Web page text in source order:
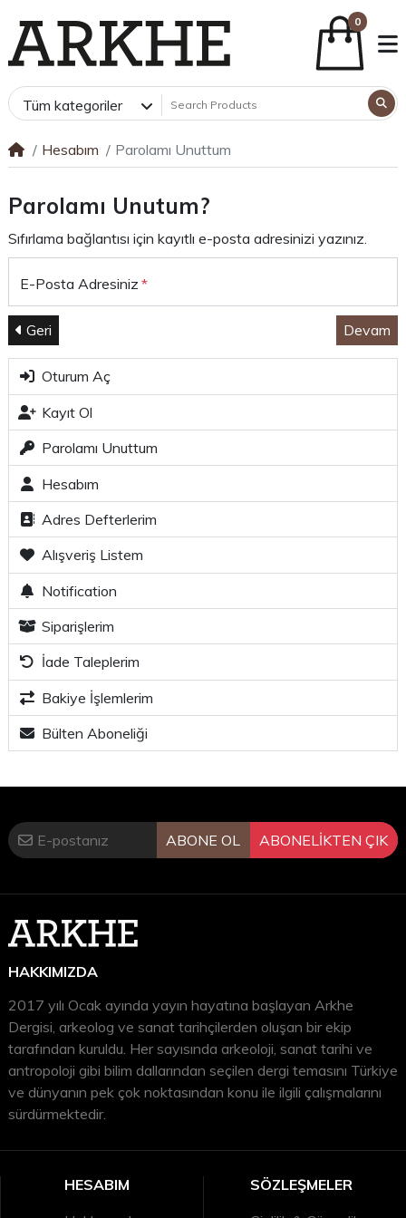
0
Tüm kategoriler
Hesabım Parolamı Unuttum
Parolamı Unutum?
Sıfırlama bağlantısı için kayıtlı e-posta adresinizi yazınız.
E-Posta Adresiniz
Geri Devam
Oturum Aç
Kayıt Ol
Parolamı Unuttum
Hesabım
Adres Defterlerim
Alışveriş Listem
Notification
Siparişlerim
İade Taleplerim
Bakiye İşlemlerim
Bülten Aboneliği
ABONE OL ABONELİKTEN ÇIK
HAKKIMIZDA
2017 yılı Ocak ayında yayın hayatına başlayan Arkhe
Dergisi, arkeolog ve sanat tarihçilerden oluşan bir ekip
tarafından kuruldu. Her sayısında arkeoloji, sanat tarihi ve
antropoloji gibi bilim dallarından seçilen dergi temasını Türkiye
ve dünyanın pek çok noktasından konu ile ilgili çalışmalarını
sürdürmektedir.
HESABIM
SÖZLEŞMELER